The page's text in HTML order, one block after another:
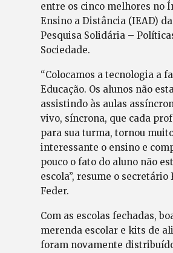
entre os cinco melhores no
Ensino a Distância (IEAD)
Pesquisa Solidária –
Sociedade.
“Colocamos a tecnologia a
Educação. Os alunos não
assistindo às aulas
vivo, síncrona, que cada
para sua turma, tornou
interessante o ensino e
pouco o fato do aluno não
escola”, resume o secretário
Feder.
Com as escolas fechadas,
merenda escolar e kits de
foram novamente